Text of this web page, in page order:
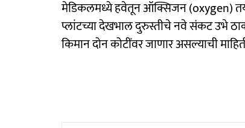
मेडिकलमध्ये हवेतून ऑक्सिजन (oxygen)
प्लांटच्या देखभाल दुरुस्तीचे नवे संकट उभे
किमान दोन कोटींवर जाणार असल्याची